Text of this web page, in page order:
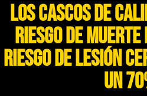
Los cascos de
riesgo de muerte
riesgo de lesión
un